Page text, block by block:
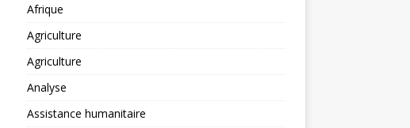
Afrique
Agriculture
Agriculture
Analyse
Assistance humanitaire